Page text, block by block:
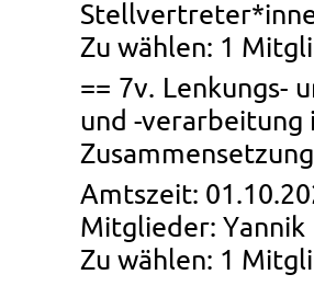
Zu wäh­len: 1
== 7v. Len­kungs-
und -ver­ar­bei­tung
Amts­zeit:
Mit­glie­der: Yan­nik
Zu wäh­len: 1